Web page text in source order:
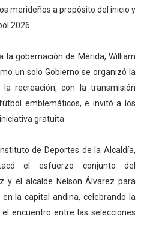
la coordinación de
llega a Pueblo Llano con la
merideños a propósito del inicio y
2026.
la gobernación de Mérida, William
un solo Gobierno se organizó la
recreación, con la transmisión
emblemáticos, e invitó a los
gratuita.
de Deportes de la Alcaldía,
el esfuerzo conjunto del
y el alcalde Nelson Álvarez para
la capital andina, celebrando la
encuentro entre las selecciones